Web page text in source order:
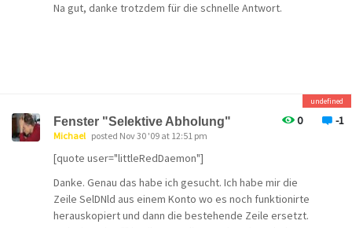
allerdings heute (während des Testens) auch seine
Gruß Pit
Na gut, danke trotzdem für die schnelle Antwort.
0 -1
undefined
Fenster "Selektive Abholung"
Michael posted Nov 30 '09 at 12:51 pm
[quote user="littleRedDaemon"]
Danke. Genau das habe ich gesucht. Ich habe mir die
Zeile SelDNld aus einem Konto wo es noch funktionirte
herauskopiert und dann die bestehende Zeile ersetzt.